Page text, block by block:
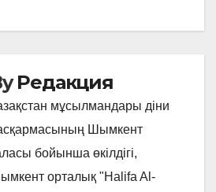
Редакция
мұсылмандары діни
Шымкент
бойынша өкілдігі,
орталық "Halifa Al-